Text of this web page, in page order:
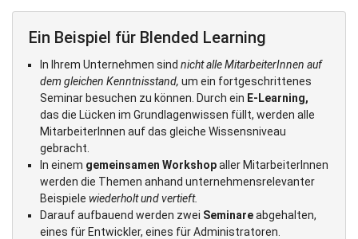
Ein Beispiel für Blended Learning
In Ihrem Unternehmen sind nicht alle MitarbeiterInnen auf
dem gleichen Kenntnisstand, um ein fortgeschrittenes
Seminar besuchen zu können. Durch ein E-Learning,
das die Lücken im Grundlagenwissen füllt, werden alle
MitarbeiterInnen auf das gleiche Wissensniveau
gebracht.
In einem gemeinsamen Workshopaller MitarbeiterInnen
werden die Themen anhand unternehmensrelevanter
Beispiele wiederholt und vertieft.
Darauf aufbauend werden zwei Seminareabgehalten,
eines für Entwickler, eines für Administratoren.